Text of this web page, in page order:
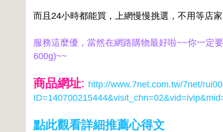
而且24小時都能買，上網慢慢挑選，不用等店
服務這麼優，當然在網路購物最好啦~~你一定
600g)~~
商品網址: http://www.7net.com.tw/7net/
點此觀看詳細推薦心得文